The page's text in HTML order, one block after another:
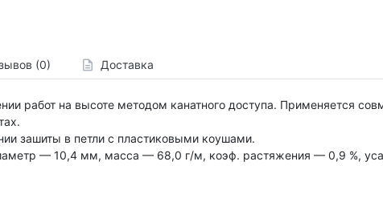
(0) Доставка
работ на высоте методом канатного доступа. Применяется
зашиты в петли с пластиковыми коушами.
— 10,4 мм, масса — 68,0 г/м, коэф. растяжения — 0,9 %,